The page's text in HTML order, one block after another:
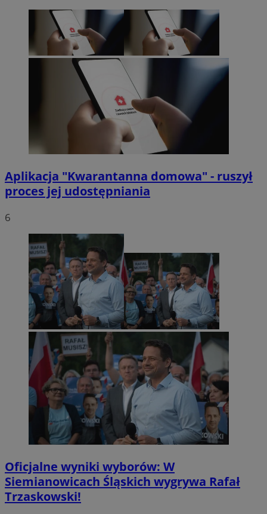
Aplikacja "Kwarantanna domowa" - ruszył
proces jej udostępniania
6
Oficjalne wyniki wyborów: W
Siemianowicach Śląskich wygrywa Rafał
Trzaskowski!